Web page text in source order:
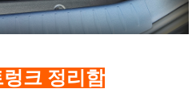
크 정리함